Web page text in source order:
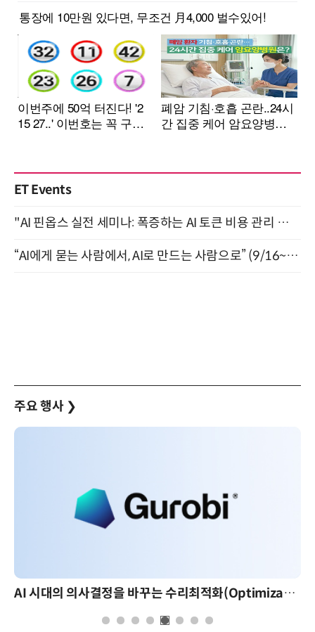
ET Events
"AI 핀옵스 실전 세미나: 폭증하는 AI 토큰 비용 관리 전략" 8월 21일 개최
“AI에게 묻는 사람에서, AI로 만드는 사람으로” (9/16~17)
주요 행사 ❯
AI 시대의 의사결정을 바꾸는 수리최적화(Optimization): 실제 산업 적용 사례와 활용 전략